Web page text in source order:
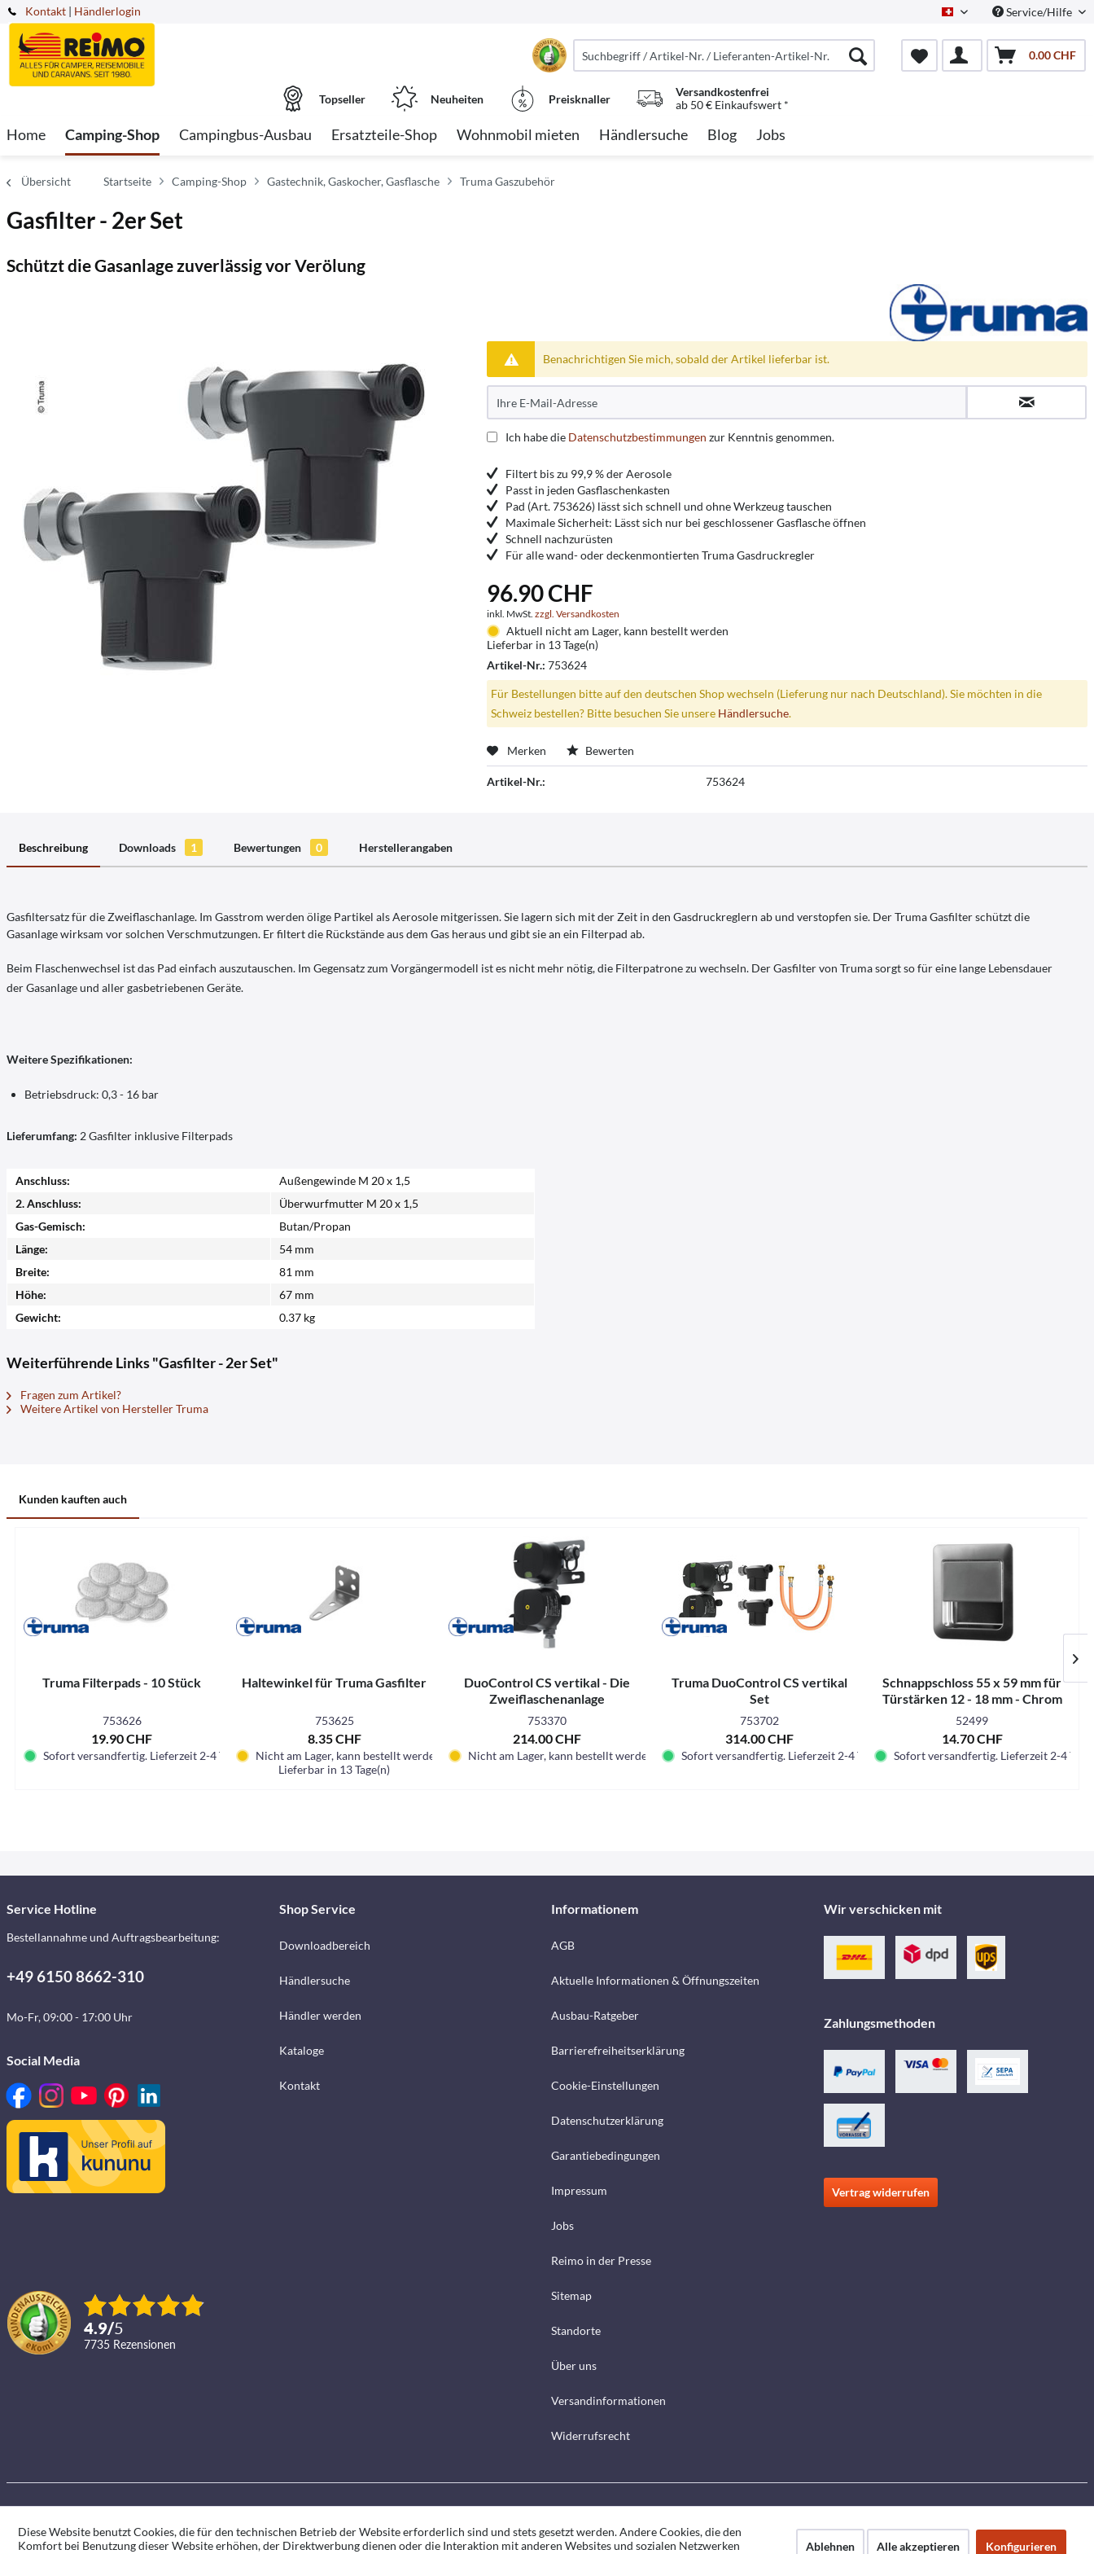
Kontakt Schweiz/DeutschService/Hilfe
| Händlerlogin
0.00 CHF
Topseller Neuheiten Preisknaller
Versandkostenfrei
ab 50 € Einkaufswert *
Home Camping-Shop Campingbus-Ausbau Ersatzteile-Shop Wohnmobil mieten Händlersuche Blog Jobs
Übersicht Startseite Camping-Shop Gastechnik, Gaskocher, Gasflasche Truma Gaszubehör
Gasfilter - 2er Set
Schützt die Gasanlage zuverlässig vor Verölung
Benachrichtigen Sie mich, sobald der Artikel lieferbar ist.
Ich habe die Datenschutzbestimmungen zur Kenntnis genommen.
Filtert bis zu 99,9 % der Aerosole
Passt in jeden Gasflaschenkasten
Pad (Art. 753626) lässt sich schnell und ohne Werkzeug tauschen
Maximale Sicherheit: Lässt sich nur bei geschlossener Gasflasche öffnen
Schnell nachzurüsten
Für alle wand- oder deckenmontierten Truma Gasdruckregler
96.90 CHF
inkl. MwSt.zzgl. Versandkosten
Aktuell nicht am Lager, kann bestellt werden
Lieferbar in 13 Tage(n)
Artikel-Nr.:753624
Für Bestellungen bitte auf den deutschen Shop wechseln (Lieferung nur nach Deutschland). Sie möchten in die
Schweiz bestellen? Bitte besuchen Sie unsere Händlersuche.
Merken Bewerten
Artikel-Nr.: 753624
Beschreibung Downloads 1 Bewertungen 0 Herstellerangaben
Gasfiltersatz für die Zweiflaschanlage. Im Gasstrom werden ölige Partikel als Aerosole mitgerissen. Sie lagern sich mit der Zeit in den Gasdruckreglern ab und verstopfen sie. Der Truma Gasfilter schützt die
Gasanlage wirksam vor solchen Verschmutzungen. Er filtert die Rückstände aus dem Gas heraus und gibt sie an ein Filterpad ab.
Beim Flaschenwechsel ist das Pad einfach auszutauschen. Im Gegensatz zum Vorgängermodell ist es nicht mehr nötig, die Filterpatrone zu wechseln. Der Gasfilter von Truma sorgt so für eine lange Lebensdauer
der Gasanlage und aller gasbetriebenen Geräte.
Weitere Spezifikationen:
Betriebsdruck: 0,3 - 16 bar
Lieferumfang: 2 Gasfilter inklusive Filterpads
Anschluss:
Außengewinde M 20 x 1,5
2. Anschluss:
Überwurfmutter M 20 x 1,5
Gas-Gemisch:
Butan/Propan
Länge:
54 mm
Breite:
81 mm
Höhe:
67 mm
Gewicht:
0.37 kg
Weiterführende Links "Gasfilter - 2er Set"
Fragen zum Artikel?
Weitere Artikel von Hersteller Truma
Kunden kauften auch
Truma Filterpads - 10 Stück
753626
19.90 CHF
Sofort versandfertig. Lieferzeit 2-4 Tage.
Haltewinkel für Truma Gasfilter
753625
8.35 CHF
Nicht am Lager, kann bestellt werden
Lieferbar in 13 Tage(n)
DuoControl CS vertikal - Die
Zweiflaschenanlage
753370
214.00 CHF
Nicht am Lager, kann bestellt werden
Truma DuoControl CS vertikal
Set
753702
314.00 CHF
Sofort versandfertig. Lieferzeit 2-4 Tage.
Schnappschloss 55 x 59 mm für
Türstärken 12 - 18 mm - Chrom
matt
52499
14.70 CHF
Sofort versandfertig. Lieferzeit 2-4 Tage.
Service Hotline
Bestellannahme und Auftragsbearbeitung:
+49 6150 8662-310
Mo-Fr, 09:00 - 17:00 Uhr
Social Media
4.9/5
7735 Rezensionen
Shop Service
Downloadbereich
Händlersuche
Händler werden
Kataloge
Kontakt
Informationem
AGB
Aktuelle Informationen & Öffnungszeiten
Ausbau-Ratgeber
Barrierefreiheitserklärung
Cookie-Einstellungen
Datenschutzerklärung
Garantiebedingungen
Impressum
Jobs
Reimo in der Presse
Sitemap
Standorte
Über uns
Versandinformationen
Widerrufsrecht
Wir verschicken mit
Zahlungsmethoden
Vertrag widerrufen
Diese Website benutzt Cookies, die für den technischen Betrieb der Website erforderlich sind und stets gesetzt werden. Andere Cookies, die den
Komfort bei Benutzung dieser Website erhöhen, der Direktwerbung dienen oder die Interaktion mit anderen Websites und sozialen Netzwerken
Ablehnen Alle akzeptieren Konfigurieren